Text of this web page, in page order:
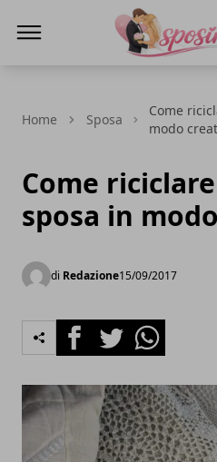
Home Sposa
Come
modo
Come
sposa in
di Redazione15/09/2017
FacebookTwitterWhatsapp